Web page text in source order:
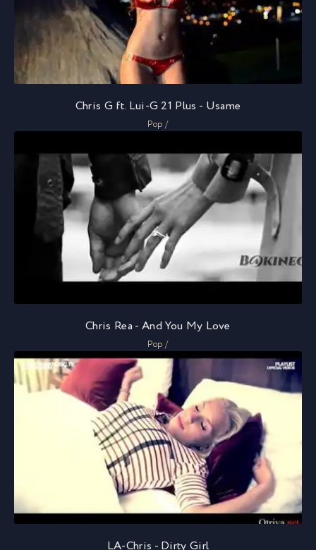
Chris G ft. Lui-G 21 Plus - Usame
Pop /
Chris Rea - And You My Love
Pop /
LA-Chris - Dirty Girl